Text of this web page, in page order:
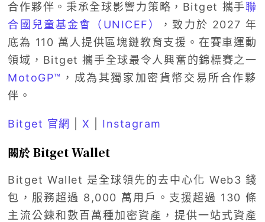
合作夥伴。秉承全球影響力策略，Bitget 攜手聯
合國兒童基金會（UNICEF）
，致力於 2027 年
底為 110 萬人提供區塊鏈教育支援。在賽車運動
領域，Bitget 攜手全球最令人興奮的錦標賽之一
MotoGP™ ，成為其獨家加密貨幣交易所合作夥
伴。
Bitget 官網 X Instagram
關於 Bitget Wallet
Bitget Wallet 是全球領先的去中心化 Web3 錢
包，服務超過 8,000 萬用戶。支援超過 130 條
主流公鍊和數百萬種加密資產，提供一站式資產